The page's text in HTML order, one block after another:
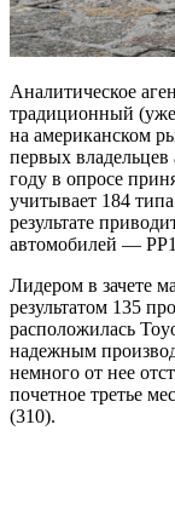
Аналитическое
традиционный
на американском
первых владельцев
году в опросе
учитывает 184
результате
автомобилей —
Лидером в зачете
результатом 135
расположилась
надежным
немного от нее
почетное третье
(310).